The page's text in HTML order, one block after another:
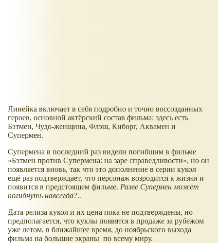
Линейка включает в себя подробно и точно воссозданных
героев, основной актёрский состав фильма: здесь есть
Бэтмен, Чудо-женщина, Флэш, Киборг, Аквамен и
Супермен.
Супермена в последний раз видели погибшим в фильме
Бэтмен против Супермена: на заре справедливости , но он
появляется вновь, так что это дополнение в серии кукол
ещё раз подтверждает, что персонаж возродится к жизни и
появится в предстоящем фильме. Разве Супермен может
погибнуть навсегда?..
Дата релиза кукол и их цена пока не подтверждены, но
предполагается, что куклы появятся в продаже за рубежом
уже летом, в ближайшее время, до ноябрьского выхода
фильма на большие экраны по всему миру.